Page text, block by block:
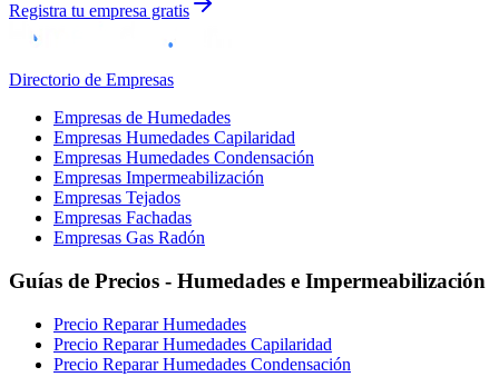
Registra tu empresa gratis
Directorio de Empresas
Empresas de Humedades
Empresas Humedades Capilaridad
Empresas Humedades Condensación
Empresas Impermeabilización
Empresas Tejados
Empresas Fachadas
Empresas Gas Radón
Guías de Precios - Humedades e Impermeabilización
Precio Reparar Humedades
Precio Reparar Humedades Capilaridad
Precio Reparar Humedades Condensación